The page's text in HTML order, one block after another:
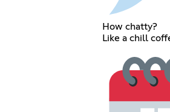
How chatty?
Like a chill